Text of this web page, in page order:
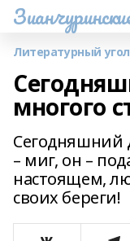
Литературный
многого
Сегодняшний
– миг, он –
настоящем,
своих береги!